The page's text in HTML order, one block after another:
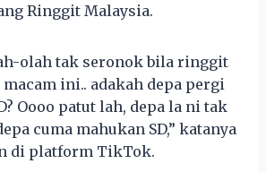
Ringgit Malaysia.
olah tak seronok bila ringgit
ini.. adakah depa pergi
Oooo patut lah, depa la ni tak
cuma mahukan SD,” katanya
di platform TikTok.